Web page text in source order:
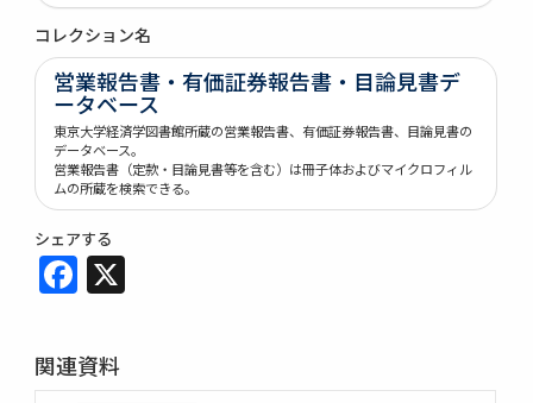
コレクション名
営業報告書・有価証券報告書・目論見書デ
ータベース
東京大学経済学図書館所蔵の営業報告書、有価証券報告書、目論見書の
データベース。
営業報告書（定款・目論見書等を含む）は冊子体およびマイクロフィル
ムの所蔵を検索できる。
シェアする
Facebook
関連資料